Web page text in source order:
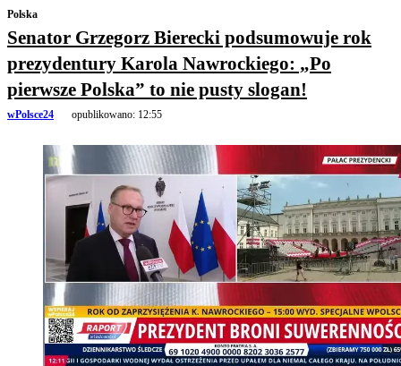
Polska
Senator Grzegorz Bierecki podsumowuje rok
prezydentury Karola Nawrockiego: „Po
pierwsze Polska” to nie pusty slogan!
wPolsce24 opublikowano: 12:55